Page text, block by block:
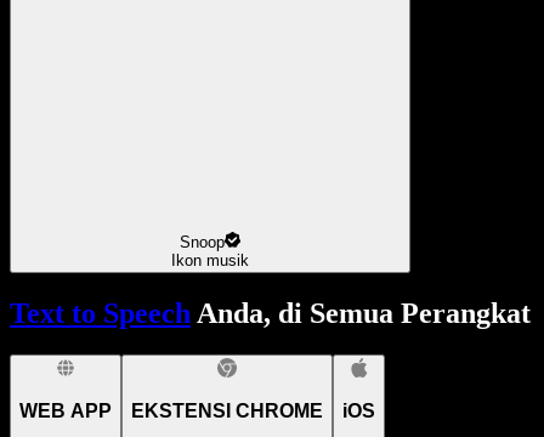
Snoop
Ikon musik
Text to SpeechAnda, di Semua Perangkat
WEB APP EKSTENSI CHROME iOS